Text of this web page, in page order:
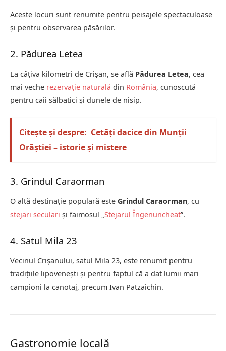
Aceste locuri sunt renumite pentru peisajele spectaculoase
și pentru observarea păsărilor.
2. Pădurea Letea
La câțiva kilometri de Crișan, se află Pădurea Letea, cea
mai veche rezervație naturală din România, cunoscută
pentru caii sălbatici și dunele de nisip.
Citește și despre: Cetăți dacice din Munții
Orăștiei – istorie și mistere
3. Grindul Caraorman
O altă destinație populară este Grindul Caraorman, cu
stejari seculari și faimosul „Stejarul Îngenuncheat”.
4. Satul Mila 23
Vecinul Crișanului, satul Mila 23, este renumit pentru
tradițiile lipovenești și pentru faptul că a dat lumii mari
campioni la canotaj, precum Ivan Patzaichin.
Gastronomie locală